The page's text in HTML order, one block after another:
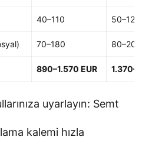
40–110 50–120
70–180 80–200
890–1.570 EUR
uyarlayın: Semt
kalemi hızla